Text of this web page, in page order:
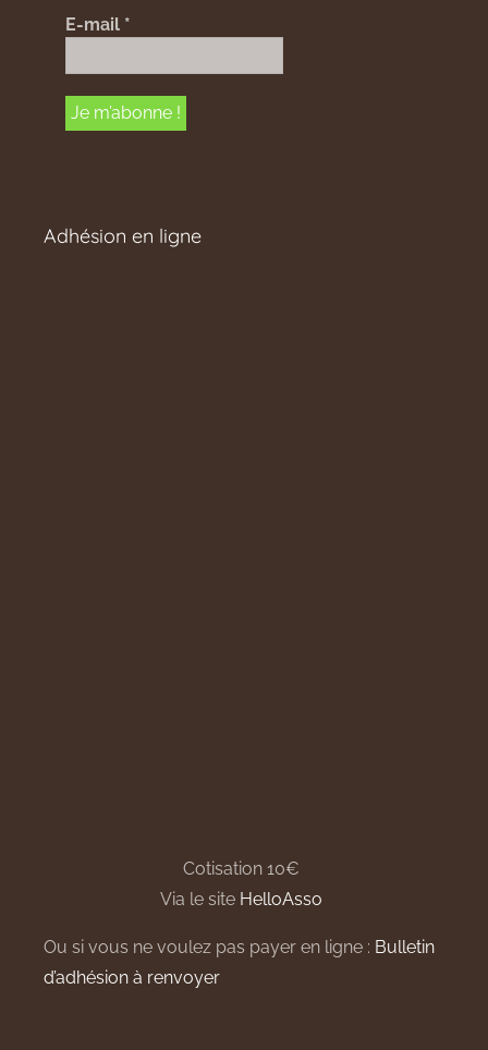
E-mail *
Adhésion en ligne
Cotisation 10€
Via le site HelloAsso
Ou si vous ne voulez pas payer en ligne : Bulletin
d’adhésion à renvoyer